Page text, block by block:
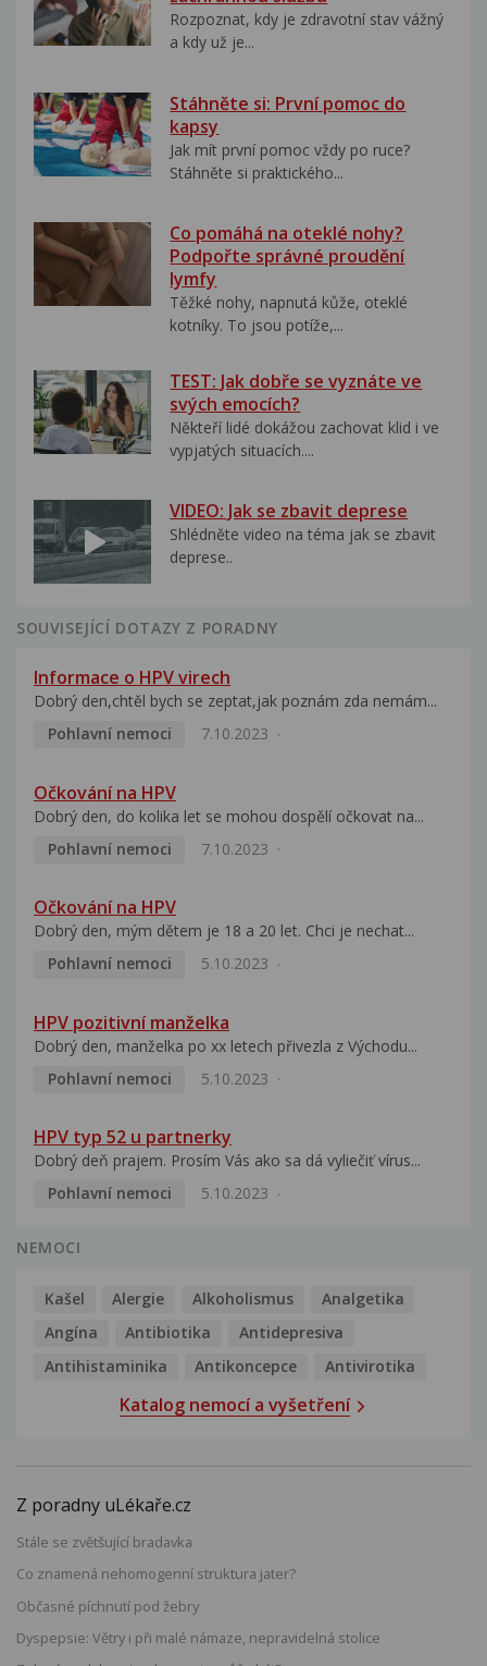
Rozpoznat, kdy je zdravotní stav vážný
a kdy už je...
Stáhněte si: První pomoc do
kapsy
Jak mít první pomoc vždy po ruce?
Stáhněte si praktického...
Co pomáhá na oteklé nohy?
Podpořte správné proudění
lymfy
Těžké nohy, napnutá kůže, oteklé
kotníky. To jsou potíže,...
TEST: Jak dobře se vyznáte ve
svých emocích?
Někteří lidé dokážou zachovat klid i ve
vypjatých situacích....
VIDEO: Jak se zbavit deprese
Shlédněte video na téma jak se zbavit
deprese..
SOUVISEJÍCÍ DOTAZY Z PORADNY
Informace o HPV virech
Dobrý den,chtěl bych se zeptat,jak poznám zda nemám...
Pohlavní nemoci
7.10.2023
Očkování na HPV
Dobrý den, do kolika let se mohou dospělí očkovat na...
Pohlavní nemoci
7.10.2023
Očkování na HPV
Dobrý den, mým dětem je 18 a 20 let. Chci je nechat...
Pohlavní nemoci
5.10.2023
HPV pozitivní manželka
Dobrý den, manželka po xx letech přivezla z Východu...
Pohlavní nemoci
5.10.2023
HPV typ 52 u partnerky
Dobrý deň prajem. Prosím Vás ako sa dá vyliečiť vírus...
Pohlavní nemoci
5.10.2023
NEMOCI
Kašel Alergie Alkoholismus
Analgetika
Angína
Antibiotika
Antidepresiva
Antihistaminika
Antikoncepce Antivirotika
Katalog nemocí a vyšetření
Z poradny uLékaře.cz
Stále se zvětšující bradavka
Co znamená nehomogenní struktura jater?
Občasné píchnutí pod žebry
Dyspepsie: Větry i při malé námaze, nepravidelná stolice